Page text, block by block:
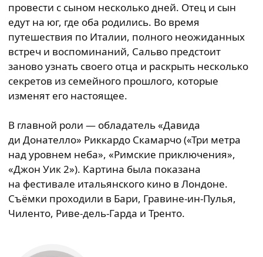
провести с сыном несколько дней. Отец и сын
едут на юг, где оба родились. Во время
путешествия по Италии, полного неожиданных
встреч и воспоминаний, Сальво предстоит
заново узнать своего отца и раскрыть несколько
секретов из семейного прошлого, которые
изменят его настоящее.
В главной роли — обладатель «Давида
ди Донателло» Риккардо Скамарчо («Три метра
над уровнем неба», «Римские приключения»,
«Джон Уик 2»). Картина была показана
на фестивале итальянского кино в Лондоне.
Съёмки проходили в Бари, Гравине-ин-Пулья,
Чиленто, Риве-дель-Гарда и Тренто.